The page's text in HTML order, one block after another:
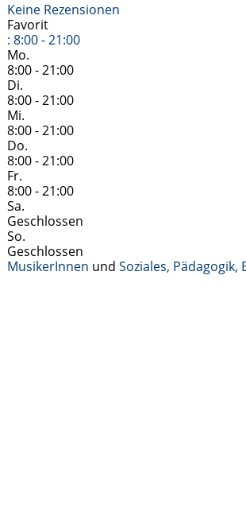
Keine Rezensionen
Favorit
:8:00 - 21:00
Mo.
8:00 - 21:00
Di.
8:00 - 21:00
Mi.
8:00 - 21:00
Do.
8:00 - 21:00
Fr.
8:00 - 21:00
Sa.
Geschlossen
So.
Geschlossen
MusikerInnen undSoziales, Pädagogik,